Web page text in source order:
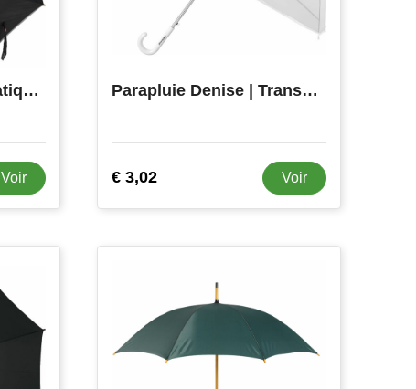
Parapluie golf automatique Carice
Voir
Parapluie Denise | Transparent | 21 pouces
€ 3,02 Voir